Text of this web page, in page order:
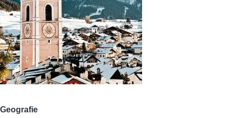
Geografie